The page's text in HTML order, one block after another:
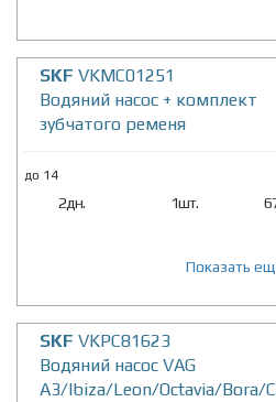
SKF VKMC01251
Водяний насос + комплект
зубчатого ременя
до 14
2дн. 1шт.
SKF VKPC81623
Водяний насос VAG
A3/Ibiza/Leon/Octavia/Bora/